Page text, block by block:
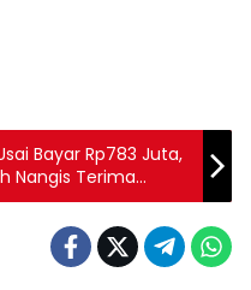
Bayar Rp783 Juta,
Nangis Terima